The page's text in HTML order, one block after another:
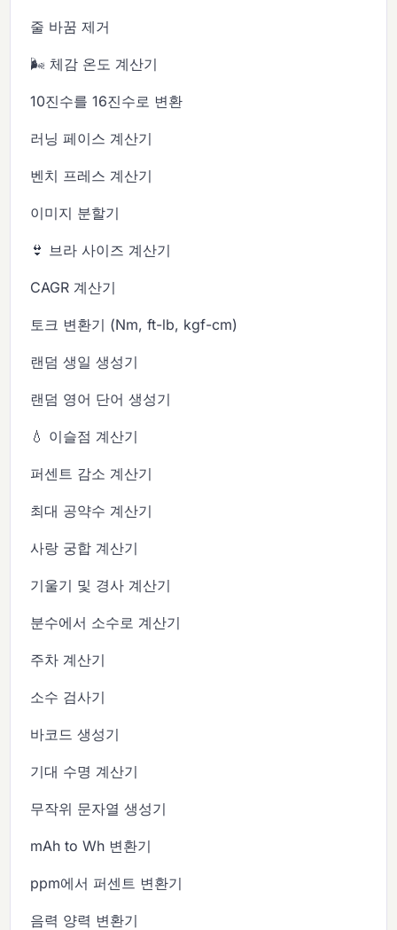
줄 바꿈 제거
🌬️ 체감 온도 계산기
10진수를 16진수로 변환
러닝 페이스 계산기
벤치 프레스 계산기
이미지 분할기
👙 브라 사이즈 계산기
CAGR 계산기
토크 변환기 (Nm, ft-lb, kgf-cm)
랜덤 생일 생성기
랜덤 영어 단어 생성기
💧 이슬점 계산기
퍼센트 감소 계산기
최대 공약수 계산기
사랑 궁합 계산기
기울기 및 경사 계산기
분수에서 소수로 계산기
주차 계산기
소수 검사기
바코드 생성기
기대 수명 계산기
무작위 문자열 생성기
mAh to Wh 변환기
ppm에서 퍼센트 변환기
음력 양력 변환기